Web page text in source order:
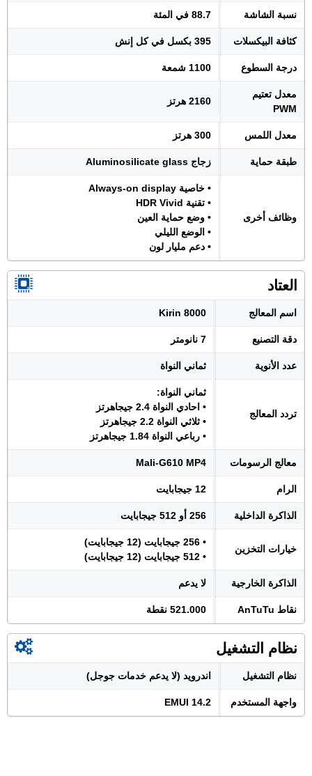
نسبة الشاشة 88.7 في المئة
كثافة البيكسلات 395 بكسل في كل إنش
درجة السطوع 1100 شمعة
معدل تعتيم
PWM
2160 هرتز
معدل اللمس 300 هرتز
طبقة حماية زجاج Aluminosilicate glass
وظائف أخرى
• خاصية Always-on display
• تقنية HDR Vivid
• وضع حماية العين
• الوضع الليلي
• دعم مليار لون
العتاد
اسم المعالج Kirin 8000
دقة التصنيع 7 نانومتر
عدد الأنوية ثماني النواة
تردد المعالج
ثماني النواة:
• احادي النواة 2.4 جيجاهرتز
• ثلاثي النواة 2.2 جيجاهرتز
• رباعي النواة 1.84 جيجاهرتز
معالج الرسومات Mali-G610 MP4
الرام 12 جيجابايت
الذاكرة الداخلية 256 أو 512 جيجابايت
خيارات التخزين
• 256 جيجابايت (12 جيجابايت)
• 512 جيجابايت (12 جيجابايت)
الذاكرة الخارجية لا يدعم
نقاط AnTuTu 521.000 نقطة
نظام التشغيل
نظام التشغيل اندرويد (لا يدعم خدمات جوجل)
واجهة المستخدم EMUI 14.2